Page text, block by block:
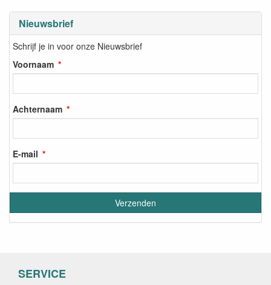
Nieuwsbrief
Schrijf je in voor onze Nieuwsbrief
Voornaam
Achternaam
E-mail
SERVICE